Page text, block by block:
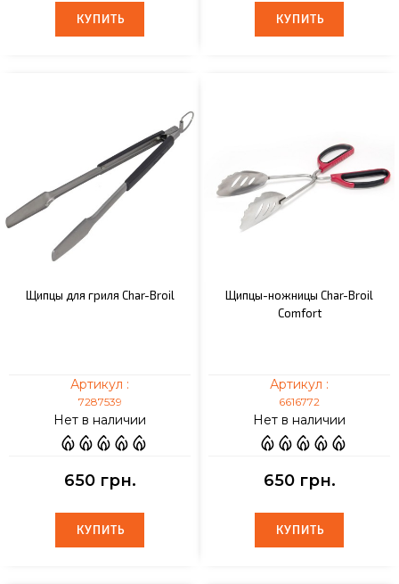
КУПИТЬ
КУПИТЬ КУПИТЬ
КУПИТЬ
Щипцы для гриля Char-Broil
Артикул :
7287539
Нет в наличии
650 грн.
КУПИТЬ
КУПИТЬ
Щипцы-ножницы Char-Broil
Comfort
Артикул :
6616772
Нет в наличии
650 грн.
КУПИТЬ
КУПИТЬ